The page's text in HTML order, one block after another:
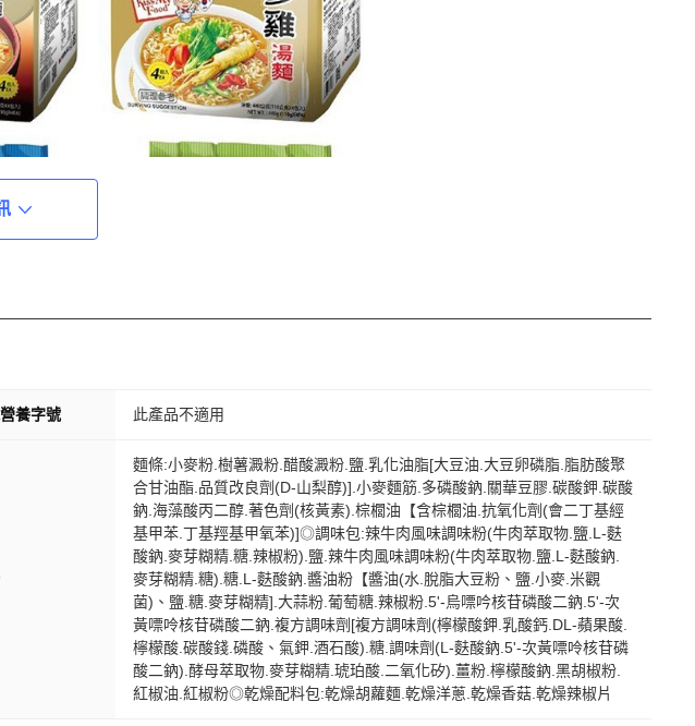
養字號 此產品不適用
麵條:小麥粉.樹薯澱粉.醋酸澱粉.鹽.乳化油脂[大豆油.大豆卵磷脂.脂肪酸聚
合甘油酯.品質改良劑(D-山梨醇)].小麥麵筋.多磷酸鈉.關華豆膠.碳酸鉀.碳酸
鈉.海藻酸丙二醇.著色劑(核黃素).棕櫚油【含棕櫚油.抗氧化劑(會二丁基經
基甲苯.丁基羥基甲氧苯)]◎調味包:辣牛肉風味調味粉(牛肉萃取物.鹽.L-麩
酸鈉.麥芽糊精.糖.辣椒粉).鹽.辣牛肉風味調味粉(牛肉萃取物.鹽.L-麩酸鈉.
麥芽糊精.糖).糖.L-麩酸鈉.醬油粉【醬油(水.脫脂大豆粉、鹽.小麥.米觀
菌)、鹽.糖.麥芽糊精].大蒜粉.葡萄糖.辣椒粉.5'-烏嘌吟核苷磷酸二鈉.5'-次
黃嘌呤核苷磷酸二鈉.複方調味劑[複方調味劑(檸檬酸鉀.乳酸鈣.DL-蘋果酸.
檸檬酸.碳酸錢.磷酸、氣鉀.酒石酸).糖.調味劑(L-麩酸鈉.5'-次黃嘌呤核苷磷
酸二鈉).酵母萃取物.麥芽糊精.琥珀酸.二氧化矽).薑粉.檸檬酸鈉.黑胡椒粉.
紅椒油.紅椒粉◎乾燥配料包:乾燥胡蘿麵.乾燥洋蔥.乾燥香菇.乾燥辣椒片